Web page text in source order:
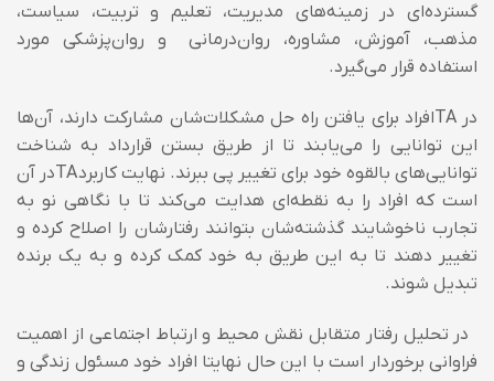
گسترده‌ای در زمینه‌های مدیریت، تعلیم و تربیت، سیاست،
مذهب، آموزش، مشاوره، روان‌درمانی و روان‌پزشکی مورد
استفاده قرار می‌گیرد.
در TAافراد برای یافتن راه حل مشکلات‌شان مشارکت دارند، آن‌ها
این توانایی را می‌یابند تا از طریق بستن قرارداد به شناخت
توانایی‌های بالقوه خود برای تغییر پی ببرند. نهایت کاربردTAدر آن
است که افراد را به نقطه‌ای هدایت می‌کند تا با نگاهی نو به
تجارب ناخوشایند گذشته‌شان بتوانند رفتارشان را اصلاح کرده و
تغییر دهند تا به این طریق به خود کمک کرده و به یک برنده
تبدیل شوند.
در تحلیل رفتار متقابل نقش محیط و ارتباط اجتماعی از اهمیت
فراوانی برخوردار است با این حال نهایتا افراد خود مسئول زندگی و